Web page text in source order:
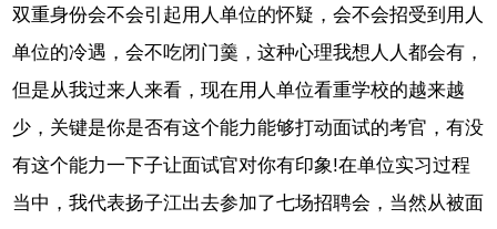
双重身份会不会引起用人单位的怀疑，会不会招受到用人
单位的冷遇，会不吃闭门羹，这种心理我想人人都会有，
但是从我过来人来看，现在用人单位看重学校的越来越
少，关键是你是否有这个能力能够打动面试的考官，有没
有这个能力一下子让面试官对你有印象!在单位实习过程
当中，我代表扬子江出去参加了七场招聘会，当然从被面